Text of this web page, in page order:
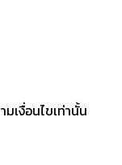
เงื่อนไขเท่านั้น